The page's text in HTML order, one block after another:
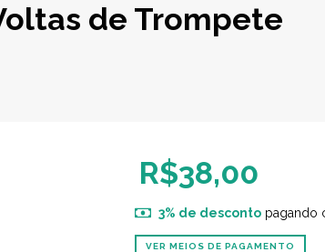
de Trompete
R$38,00
3% de descontopagando
VER MEIOS DE PAGAMENTO